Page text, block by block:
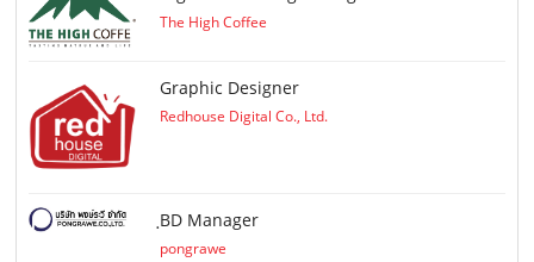
The High Coffee
Graphic Designer
Redhouse Digital Co., Ltd.
ฺBD Manager
pongrawe